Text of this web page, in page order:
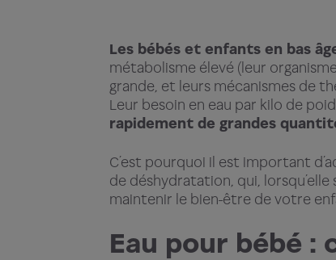
Les bébés et enfants en bas
métabolisme élevé (leur
grande, et leurs mécanismes de
Leur besoin en eau par kilo de
rapidement de grandes
C’est pourquoi il est important
de déshydratation, qui,
maintenir le bien-être de votre
Eau pour bébé